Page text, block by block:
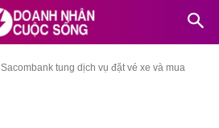
Sacombank tung dịch vụ đặt vé xe và mua